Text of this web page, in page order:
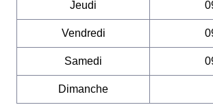
Jeudi
Vendredi
Samedi
Dimanche